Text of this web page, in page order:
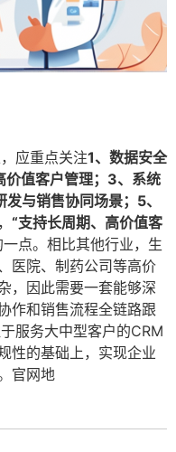
应重点关注1、数据安全
价值客户管理；3、系统
与销售协同场景；5、
“支持长周期、高价值客
点。相比其他行业，生
医院、制药公司等高价
，因此需要一套能够深
作和销售流程全链路跟
服务大中型客户的CRM
性的基础上，实现企业
官网地